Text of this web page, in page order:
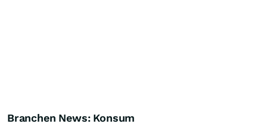
Branchen News: Konsum